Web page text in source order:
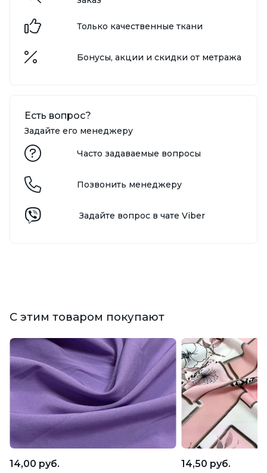
Только качественные ткани
Бонусы, акции и скидки от метража
Есть вопрос?
Задайте его менеджеру
Часто задаваемые вопросы
Позвонить менеджеру
Задайте вопрос в чате Viber
С этим товаром покупают
14,00 руб. 14,50 руб.